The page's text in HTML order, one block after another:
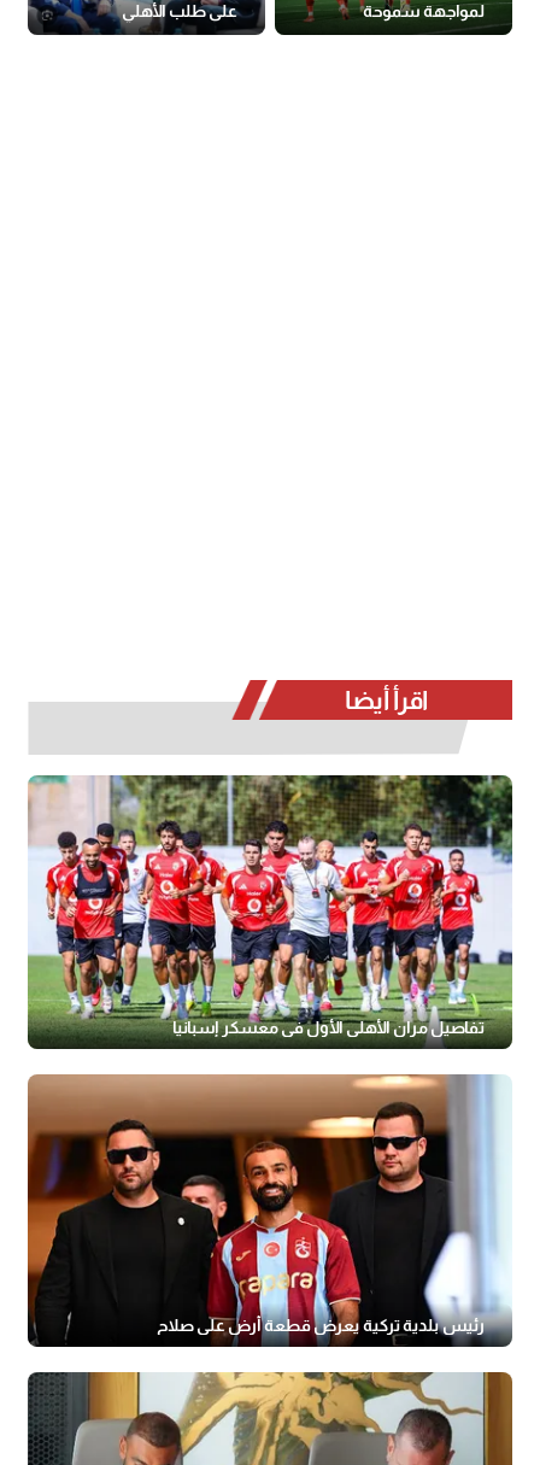
لمواجهة سموحة
على طلب الأهلي
بالاستماع للفار
اقرأ أيضا
تفاصيل مران الأهلي الأول في معسكر إسبانيا
رئيس بلدية تركية يعرض قطعة أرض على صلاح